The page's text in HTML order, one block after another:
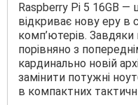
Raspberry Pi 5 16GB —
відкриває нову еру в
комп’ютерів. Завдяки
порівняно з
кардинально новій
замінити потужні
в компактних